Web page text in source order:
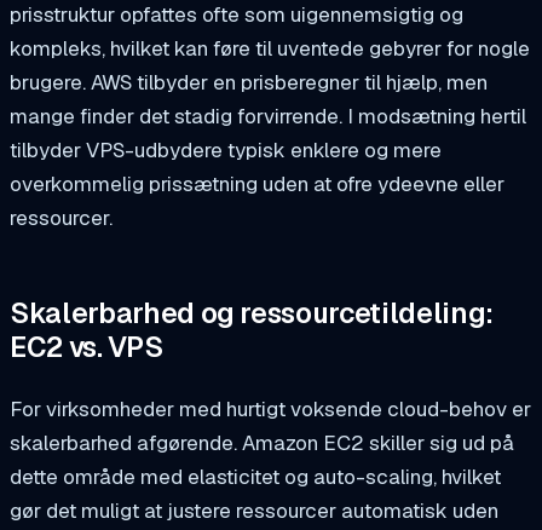
prisstruktur opfattes ofte som uigennemsigtig og
kompleks, hvilket kan føre til uventede gebyrer for nogle
brugere. AWS tilbyder en prisberegner til hjælp, men
mange finder det stadig forvirrende. I modsætning hertil
tilbyder VPS-udbydere typisk enklere og mere
overkommelig prissætning uden at ofre ydeevne eller
ressourcer.
Skalerbarhed og ressourcetildeling:
EC2 vs. VPS
For virksomheder med hurtigt voksende cloud-behov er
skalerbarhed afgørende. Amazon EC2 skiller sig ud på
dette område med elasticitet og auto-scaling, hvilket
gør det muligt at justere ressourcer automatisk uden